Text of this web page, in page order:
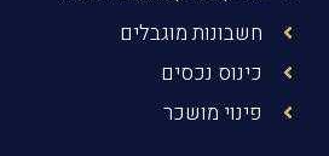
חשבונות מוגבלים
כינוס נכסים
פינוי מושכר